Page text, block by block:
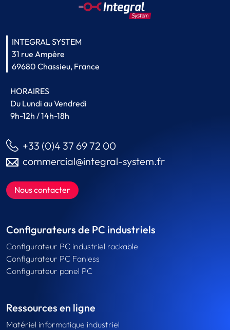
INTEGRAL SYSTEM
31 rue Ampère
69680 Chassieu, France
HORAIRES
Du Lundi au Vendredi
9h-12h / 14h-18h
+33 (0)4 37 69 72 00
commercial@integral-system.fr
Nous contacter
Configurateurs de PC industriels
Configurateur PC industriel rackable
Configurateur PC Fanless
Configurateur panel PC
Ressources en ligne
Matériel informatique industriel